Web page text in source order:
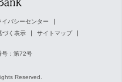
イバシーセンター
づく表示 サイトマップ
号：第72号
Reserved.